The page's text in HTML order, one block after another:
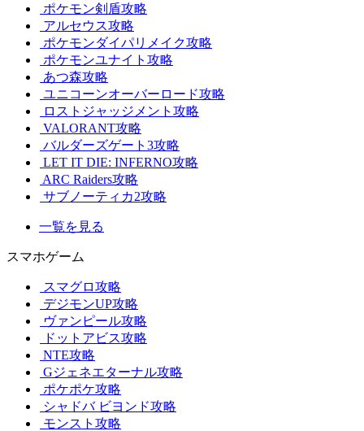
ポケモン剣盾攻略
アルセウス攻略
ポケモンダイパリメイク攻略
ポケモンユナイト攻略
あつ森攻略
ユニコーンオーバーロード攻略
ロストジャッジメント攻略
VALORANT攻略
バルダーズゲート3攻略
LET IT DIE: INFERNO攻略
ARC Raiders攻略
サブノーティカ2攻略
一覧を見る
スマホゲーム
スマグロ攻略
デジモンUP攻略
ヴァンピール攻略
ドットアビス攻略
NTE攻略
Gジェネエターナル攻略
ポケポケ攻略
シャドバ ビヨンド攻略
モンスト攻略